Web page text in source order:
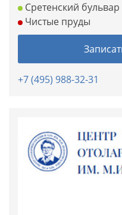
Сретенский бульвар
Чистые пруды
+7 (495) 988-32-31